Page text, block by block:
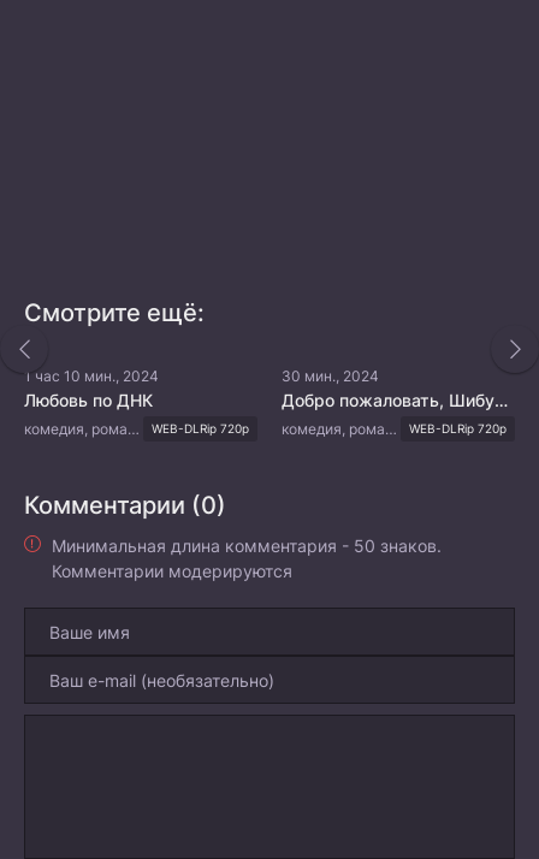
Смотрите ещё:
1 час 10 мин., 2024
Любовь по ДНК
комедия, романтика, мелодрама WEB-DLRip 720p
30 мин., 2024
Добро пожаловать, Шибуя-кун
комедия, романтика, драма WEB-DLRip 720p
Комментарии (0)
Минимальная длина комментария - 50 знаков.
Комментарии модерируются